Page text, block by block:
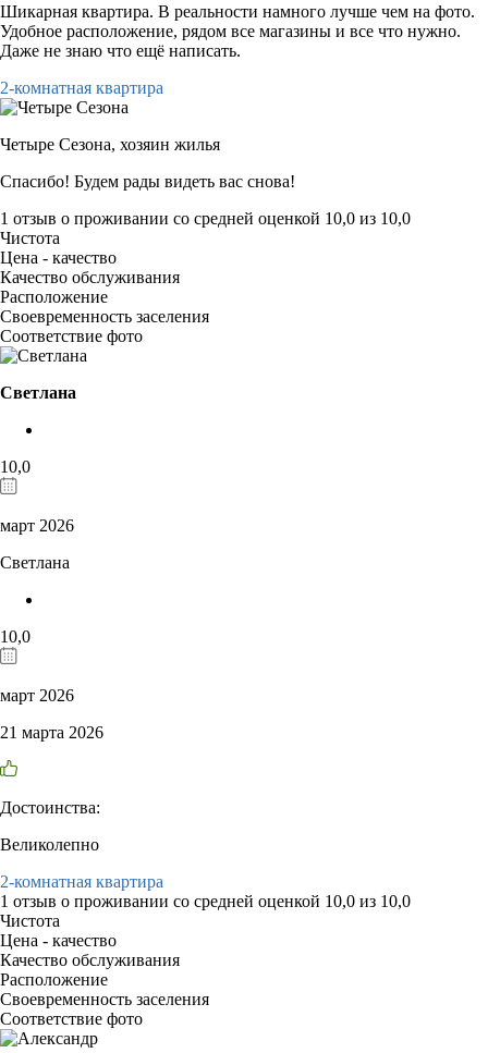
Шикарная квартира. В реальности намного лучше чем на фото.
Удобное расположение, рядом все магазины и все что нужно.
Даже не знаю что ещё написать.
2-комнатная квартира
Четыре Сезона, хозяин жилья
Спасибо! Будем рады видеть вас снова!
1 отзыв о проживании со средней оценкой 10,0 из 10,0
Чистота
Цена - качество
Качество обслуживания
Расположение
Своевременность заселения
Соответствие фото
Светлана
10,0
март 2026
Светлана
10,0
март 2026
21 марта 2026
Достоинства:
Великолепно
2-комнатная квартира
1 отзыв о проживании со средней оценкой 10,0 из 10,0
Чистота
Цена - качество
Качество обслуживания
Расположение
Своевременность заселения
Соответствие фото